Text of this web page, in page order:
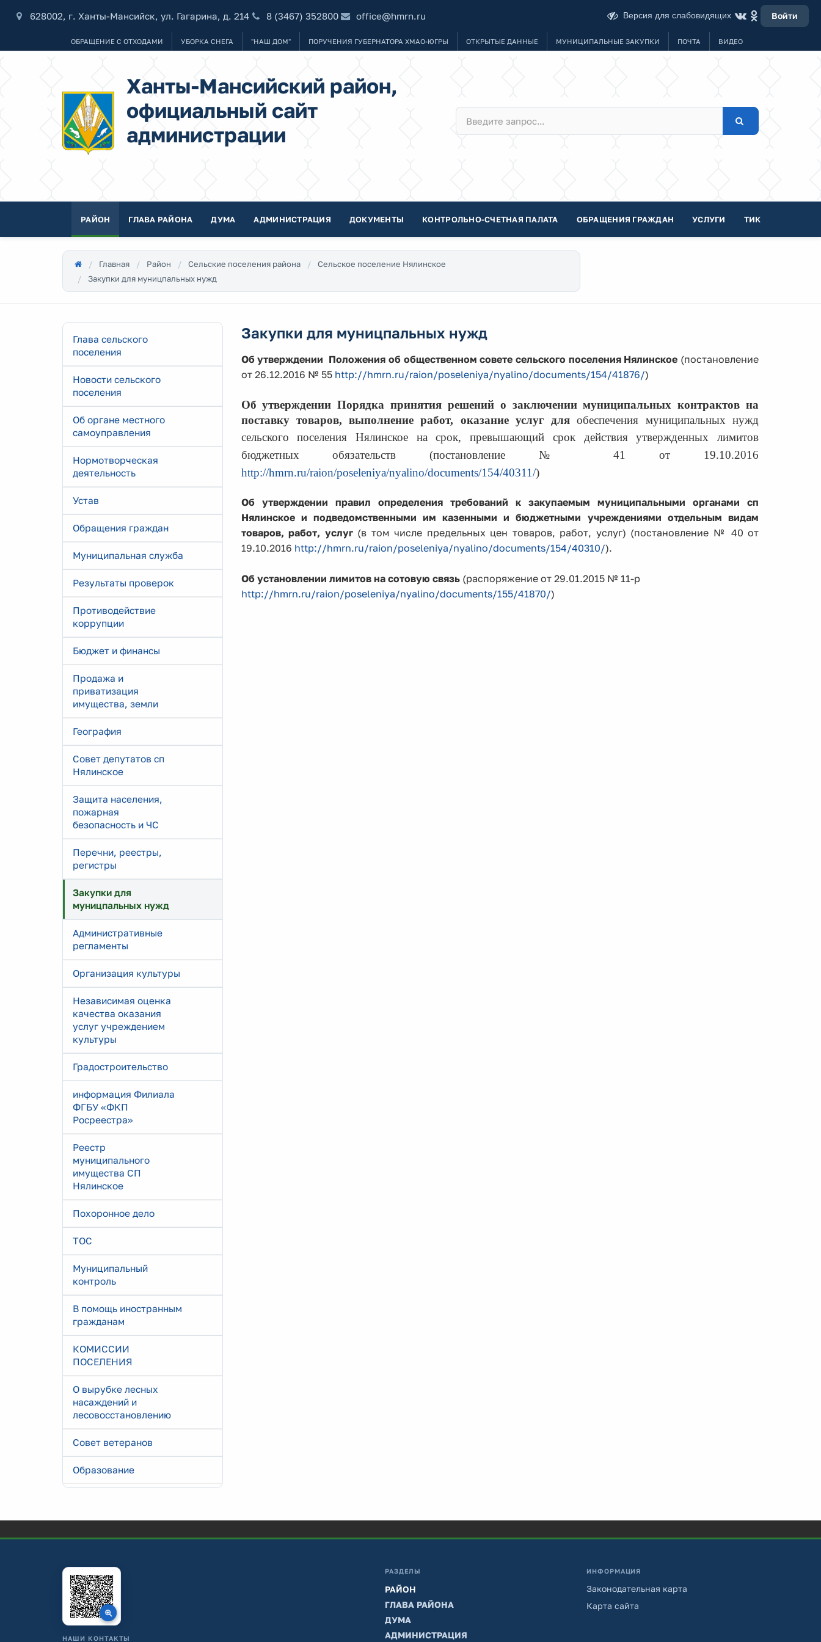
628002, г. Ханты-Мансийск, ул. Гагарина, д. 214 8 (3467) 352800 office@hmrn.ru Версия для слабовидящих Войти
ОБРАЩЕНИЕ С ОТХОДАМИ УБОРКА СНЕГА "НАШ ДОМ" ПОРУЧЕНИЯ ГУБЕРНАТОРА ХМАО-ЮГРЫ ОТКРЫТЫЕ ДАННЫЕ МУНИЦИПАЛЬНЫЕ ЗАКУПКИ ПОЧТА ВИДЕО
Ханты-Мансийский район,
официальный сайт
администрации
РАЙОН ГЛАВА РАЙОНА ДУМА АДМИНИСТРАЦИЯ ДОКУМЕНТЫ КОНТРОЛЬНО-СЧЕТНАЯ ПАЛАТА ОБРАЩЕНИЯ ГРАЖДАН УСЛУГИ ТИК
Главная Район Сельские поселения района
Сельское поселение Нялинское
Закупки для муницпальных нужд
Глава сельского
поселения
Новости сельского
поселения
Об органе местного
самоуправления
Нормотворческая
деятельность
Устав
Обращения граждан
Муниципальная служба
Результаты проверок
Противодействие
коррупции
Бюджет и финансы
Продажа и
приватизация
имущества, земли
География
Совет депутатов сп
Нялинское
Защита населения,
пожарная
безопасность и ЧС
Перечни, реестры,
регистры
Закупки для
муницпальных нужд
Административные
регламенты
Организация культуры
Независимая оценка
качества оказания
услуг учреждением
культуры
Градостроительство
информация Филиала
ФГБУ «ФКП
Росреестра»
Реестр
муниципального
имущества СП
Нялинское
Похоронное дело
ТОС
Муниципальный
контроль
В помощь иностранным
гражданам
КОМИССИИ
ПОСЕЛЕНИЯ
О вырубке лесных
насаждений и
лесовосстановлению
Совет ветеранов
Образование
Закупки для муницпальных нужд
Об утверждении Положения об общественном совете сельского поселения Нялинское (постановление
от 26.12.2016 № 55 http://hmrn.ru/raion/poseleniya/nyalino/documents/154/41876/)
Об утверждении Порядка принятия решений о заключении муниципальныхконтрактов на
поставку товаров, выполнение работ, оказание услуг дляобеспечения муниципальных нужд
сельского поселения Нялинское на срок,превышающий срок действия утвержденных лимитов
бюджетных обязательств (постановление № 41 от 19.10.2016
http://hmrn.ru/raion/poseleniya/nyalino/documents/154/40311/)
Об утверждении правил определения требований к закупаемым муниципальными органами сп
Нялинское и подведомственными им казенными и бюджетными учреждениями отдельным видам
товаров, работ, услуг(в том числе предельных цен товаров, работ, услуг) (постановление № 40 от
19.10.2016 http://hmrn.ru/raion/poseleniya/nyalino/documents/154/40310/).
Об установлении лимитов на сотовую связь(распоряжение от 29.01.2015 № 11-р
http://hmrn.ru/raion/poseleniya/nyalino/documents/155/41870/)
НАШИ КОНТАКТЫ
РАЗДЕЛЫ
РАЙОН
ГЛАВА РАЙОНА
ДУМА
АДМИНИСТРАЦИЯ
ИНФОРМАЦИЯ
Законодательная карта
Карта сайта